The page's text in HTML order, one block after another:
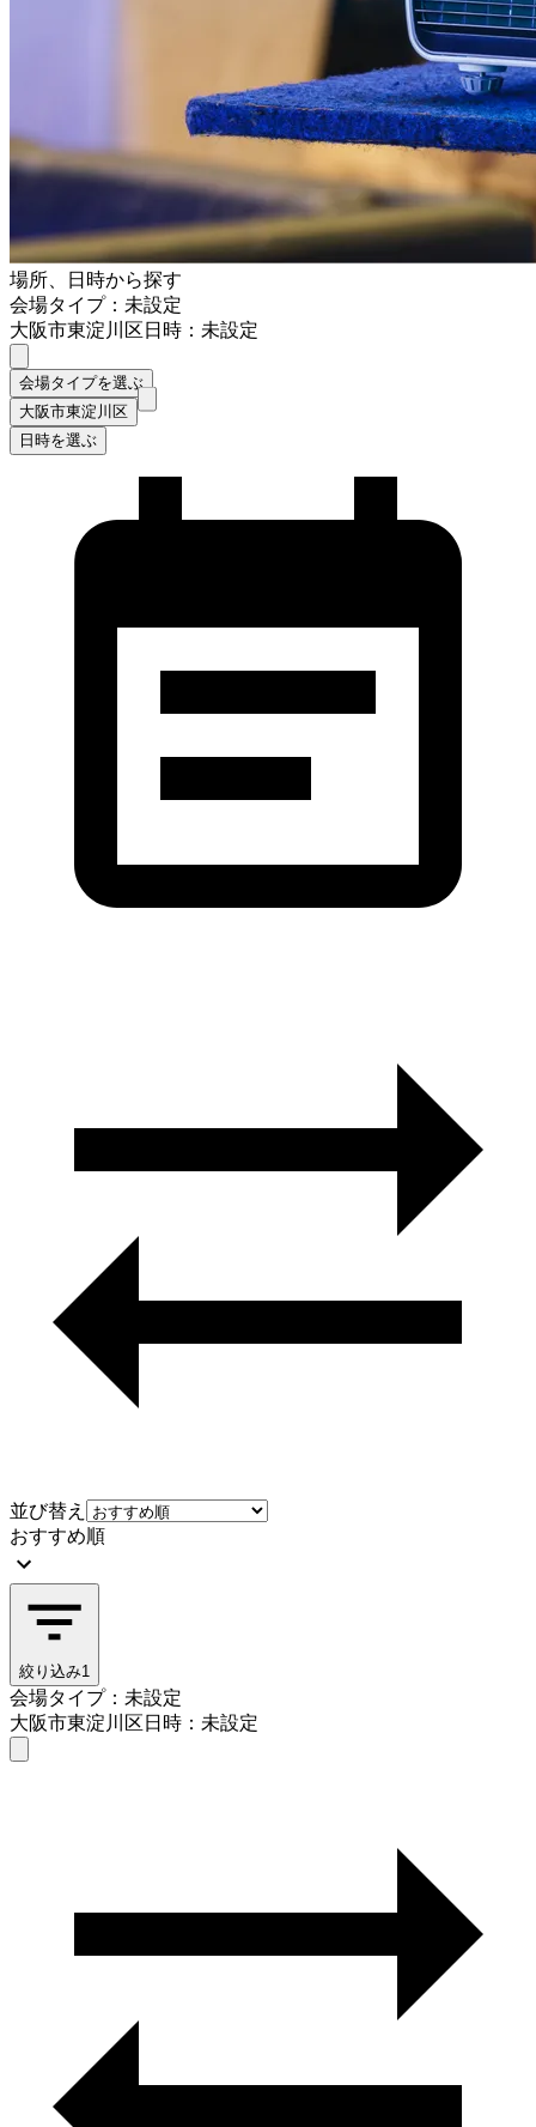
場所、日時から探す
会場タイプ：未設定
大阪市東淀川区日時：未設定
会場タイプを選ぶ
大阪市東淀川区
日時を選ぶ
並び替え
おすすめ順
絞り込み1
会場タイプ：未設定
大阪市東淀川区日時：未設定